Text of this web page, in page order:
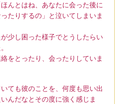
んとはね、あなたに会った後に
たりするの」と泣いてしまいま
少し困った様子でとうしたらい
をとったり、会ったりしていま
ても彼のことを、何度も思い出
んだなとその度に強く感じま